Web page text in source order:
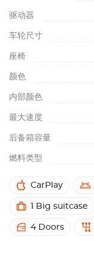
驱动器
车轮尺寸
座椅
颜色
内部颜色
最大速度
后备箱容量
燃料类型
CarPlay
1 Big suitcase
4 Doors